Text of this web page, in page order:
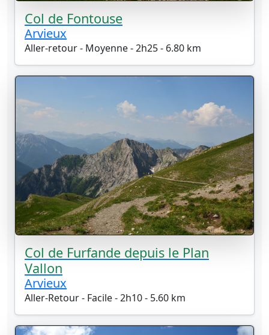
Col de Fontouse
Arvieux
Aller-retour - Moyenne - 2h25 - 6.80 km
Col de Furfande depuis le Plan
Vallon
Arvieux
Aller-Retour - Facile - 2h10 - 5.60 km